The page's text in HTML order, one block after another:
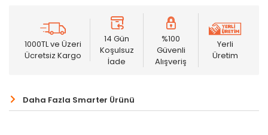
1000TL ve Üzeri
Ücretsiz Kargo
14 Gün
Koşulsuz
İade
%100
Güvenli
Alışveriş
Yerli
Üretim
Daha Fazla Smarter Ürünü